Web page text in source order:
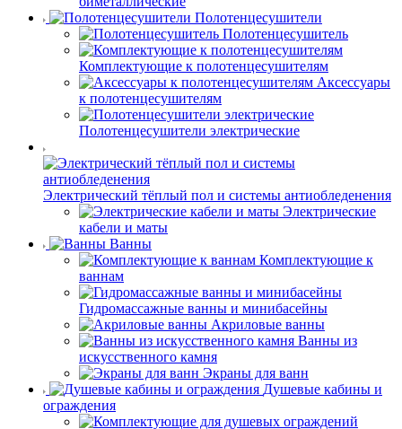
Полотенцесушители
Полотенцесушитель
Комплектующие к полотенцесушителям
Аксессуары
к полотенцесушителям
Полотенцесушители электрические
Электрический тёплый пол и системы антиобледенения
Электрические
кабели и маты
Ванны
Комплектующие к
ваннам
Гидромассажные ванны и минибасейны
Акриловые ванны
Ванны из
искусственного камня
Экраны для ванн
Душевые кабины и
ограждения